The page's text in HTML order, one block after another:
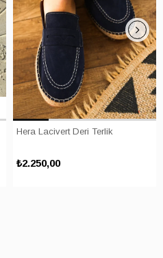
Hera Lacivert Deri Terlik
₺2.250,00